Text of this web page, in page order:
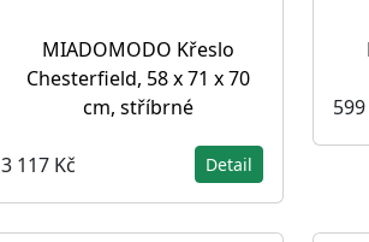
MIADOMODO Křeslo
Chesterfield, 58 x 71 x 70
cm, stříbrné
3 117 Kč Detail